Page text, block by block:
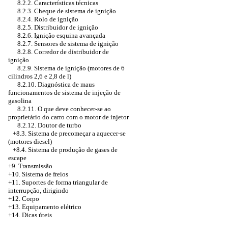
8.2.2. Características técnicas
8.2.3. Cheque de sistema de ignição
8.2.4. Rolo de ignição
8.2.5. Distribuidor de ignição
8.2.6. Ignição esquina avançada
8.2.7. Sensores de sistema de ignição
8.2.8. Corredor de distribuidor de
ignição
8.2.9. Sistema de ignição (motores de 6
cilindros 2,6 e 2,8 de l)
8.2.10. Diagnóstica de maus
funcionamentos de sistema de injeção de
gasolina
8.2.11. O que deve conhecer-se ao
proprietário do carro com o motor de injetor
8.2.12. Doutor de turbo
+8.3. Sistema de precomeçar a aquecer-se
(motores diesel)
+8.4. Sistema de produção de gases de
escape
+9. Transmissão
+10. Sistema de freios
+11. Suportes de forma triangular de
interrupção, dirigindo
+12. Corpo
+13. Equipamento elétrico
+14. Dicas úteis